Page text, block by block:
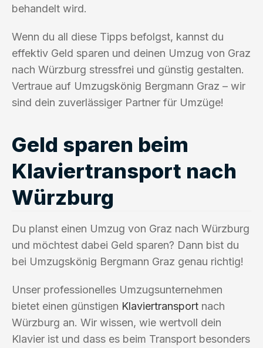
behandelt wird.
Wenn du all diese Tipps befolgst, kannst du
effektiv Geld sparen und deinen Umzug von Graz
nach Würzburg stressfrei und günstig gestalten.
Vertraue auf Umzugskönig Bergmann Graz – wir
sind dein zuverlässiger Partner für Umzüge!
Geld sparen beim
Klaviertransport nach
Würzburg
Du planst einen Umzug von Graz nach Würzburg
und möchtest dabei Geld sparen? Dann bist du
bei Umzugskönig Bergmann Graz genau richtig!
Unser professionelles Umzugsunternehmen
bietet einen günstigen Klaviertransport nach
Würzburg an. Wir wissen, wie wertvoll dein
Klavier ist und dass es beim Transport besonders